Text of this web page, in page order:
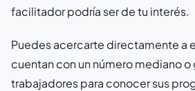
facilitador podría ser de tu interés.
Puedes acercarte directamente a
cuentan con un número mediano o
trabajadores para conocer sus